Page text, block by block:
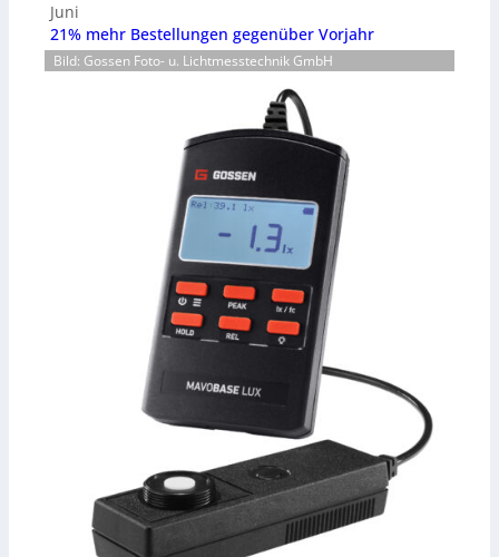
Juni
21% mehr Bestellungen gegenüber Vorjahr
Bild: Gossen Foto- u. Lichtmesstechnik GmbH